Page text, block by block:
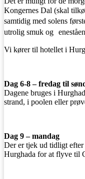
Kongernes Dal (skal
samtidig med solens
utrolig smuk og
Vi kører til hotellet i
Dag 6-8 – fredag til
Dagene bruges i
strand, i poolen eller
Dag 9 – mandag
Der er tjek ud tidligt
Hurghada for at flyve til